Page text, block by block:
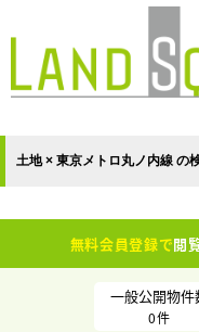
土地 × 東京メトロ丸ノ内線 の
無料会員登録で閲
一般公開物件
0件